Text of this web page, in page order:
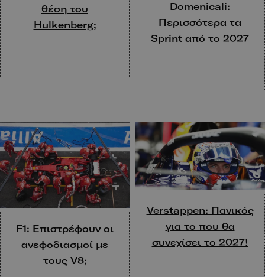
θέση του
Hulkenberg;
Domenicali:
Περισσότερα τα
Sprint από το 2027
F1: Eπιστρέφουν οι
ανεφοδιασμοί με
τους V8;
Verstappen: Πανικός
για το που θα
συνεχίσει το 2027!